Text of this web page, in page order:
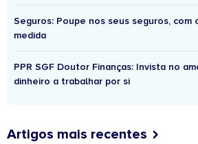
Seguros: Poupe nos seus seguros, com
medida
PPR SGF Doutor Finanças: Invista no
dinheiro a trabalhar por si
Artigos mais recentes